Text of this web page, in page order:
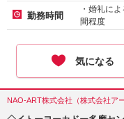
勤務時間
・婚礼に
間程度
気になる
NAO-ART株式会社（株式会社ア